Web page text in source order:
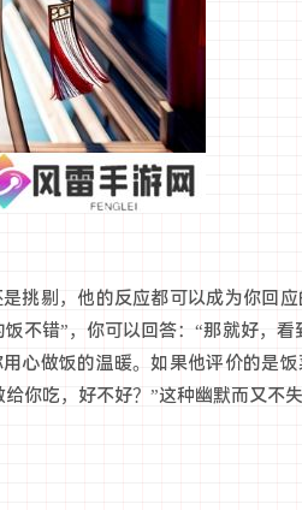
挑剔，他的反应都可以成为你回应
不错”，你可以回答：“那就好，
心做饭的温暖。如果他评价的是
你吃，好不好？”这种幽默而又不